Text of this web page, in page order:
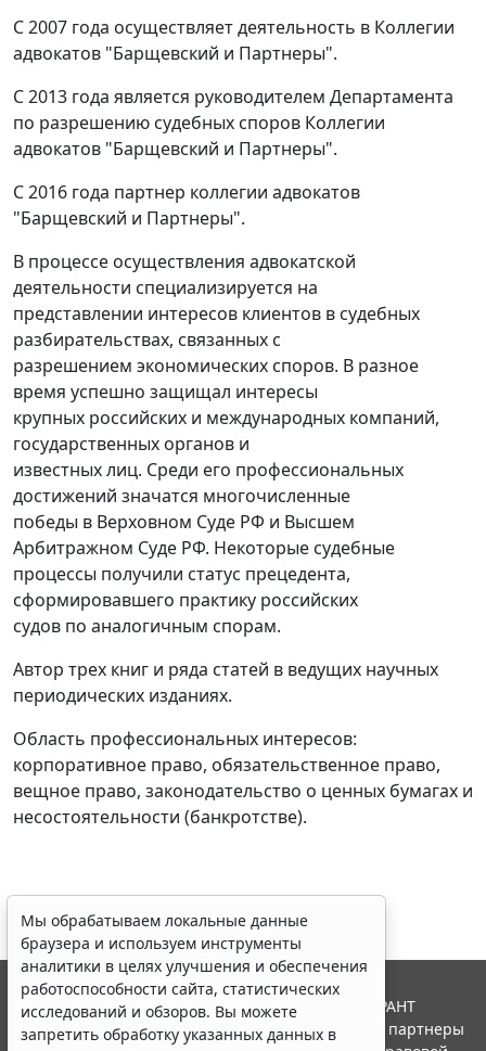
С 2007 года осуществляет деятельность в Коллегии
адвокатов "Барщевский и Партнеры".
С 2013 года является руководителем Департамента
по разрешению судебных споров Коллегии
адвокатов "Барщевский и Партнеры".
С 2016 года партнер коллегии адвокатов
"Барщевский и Партнеры".
В процессе осуществления адвокатской
деятельности специализируется на
представлении интересов клиентов в судебных
разбирательствах, связанных с
разрешением экономических споров. В разное
время успешно защищал интересы
крупных российских и международных компаний,
государственных органов и
известных лиц. Среди его профессиональных
достижений значатся многочисленные
победы в Верховном Суде РФ и Высшем
Арбитражном Суде РФ. Некоторые судебные
процессы получили статус прецедента,
сформировавшего практику российских
судов по аналогичным спорам.
Автор трех книг и ряда статей в ведущих научных
периодических изданиях.
Область профессиональных интересов:
корпоративное право, обязательственное право,
вещное право, законодательство о ценных бумагах и
несостоятельности (банкротстве).
Мы обрабатываем локальные данные
браузера и используем инструменты
аналитики в целях улучшения и обеспечения
работоспособности сайта, статистических
исследований и обзоров. Вы можете
запретить обработку указанных данных в
© ООО "НПП "ГАРАНТ-СЕРВИС", 2026. Система ГАРАНТ
выпускается с 1990 года. Компания "Гарант" и ее партнеры